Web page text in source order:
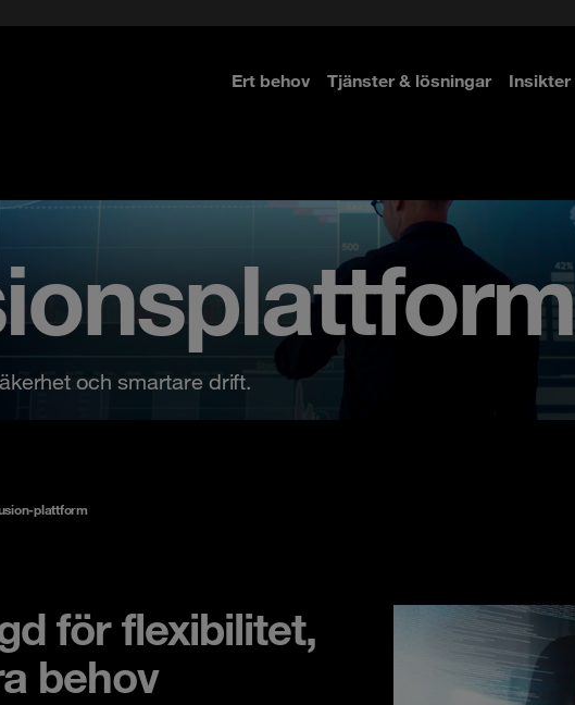
Ert behov Tjänster & lösningar Insikter
och smartare drift.
plattform
för flexibilitet,
behov